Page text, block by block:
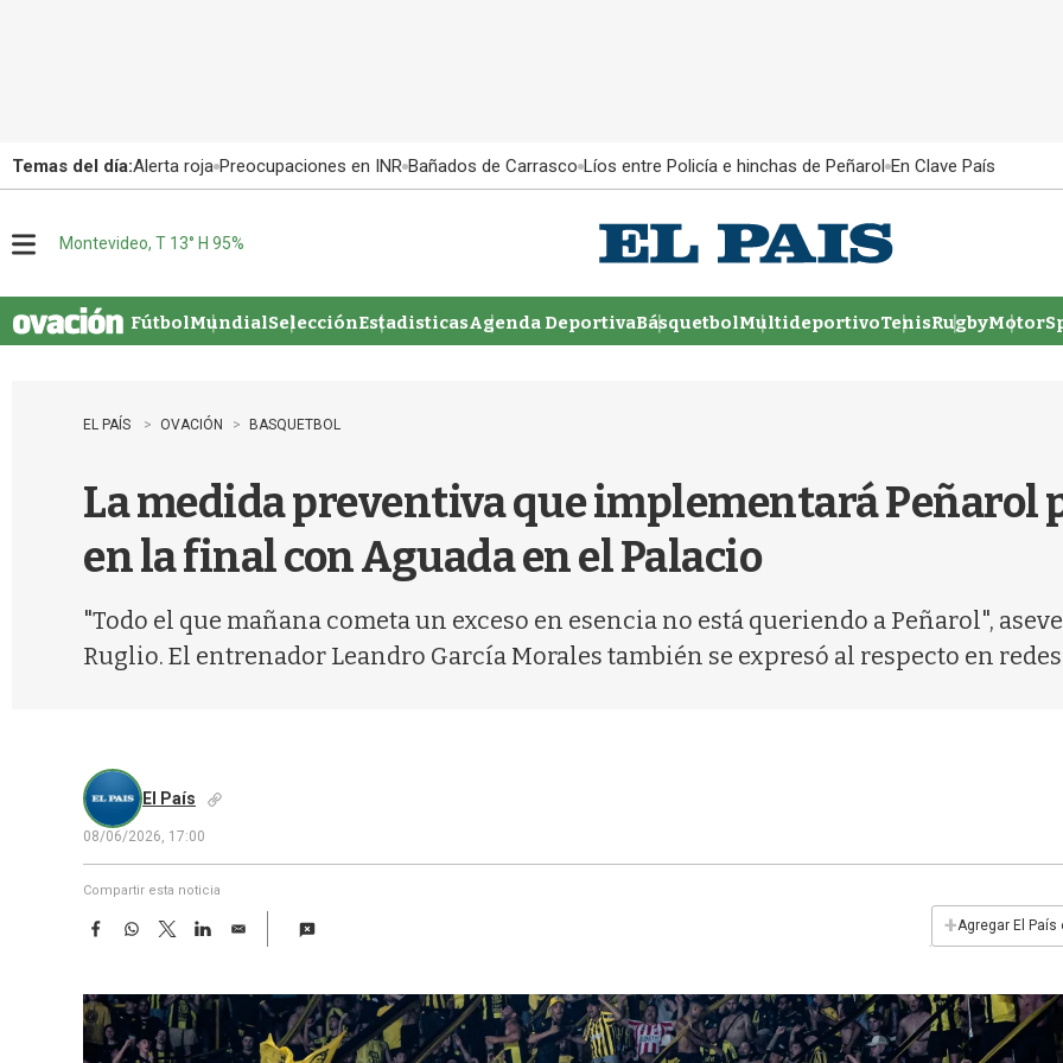
Temas del día:Alerta roja Preocupaciones en INR Bañados de Carrasco Líos entre Policía e hinchas de Peñarol En Clave País
u
Montevideo, T 13° H 95%
FútbolMundialSelecciónEstadisticasAgenda DeportivaBásquetbolMultideportivoTenisRugby
EL PAÍS OVACIÓN BASQUETBOL
La medida preventiva que implementará Peñarol
en la final con Aguada en el Palacio
"Todo el que mañana cometa un exceso en esencia no está queriendo a Peñarol",
Ruglio. El entrenador Leandro García Morales también se expresó al respecto en
El País
08/06/2026, 17:00
Compartir esta noticia
F
e
b
o
W
t
s
A
T
w
t
t
e
L
k
e
E
i
+Agregar El País